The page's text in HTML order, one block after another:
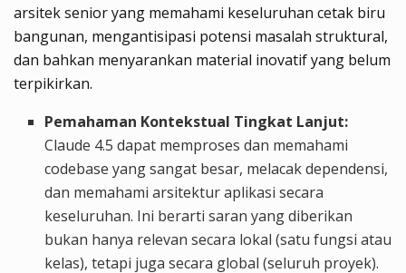
arsitek senior yang memahami keseluruhan cetak biru
bangunan, mengantisipasi potensi masalah struktural,
dan bahkan menyarankan material inovatif yang belum
terpikirkan.
Pemahaman Kontekstual Tingkat Lanjut:
Claude 4.5 dapat memproses dan memahami
codebase yang sangat besar, melacak dependensi,
dan memahami arsitektur aplikasi secara
keseluruhan. Ini berarti saran yang diberikan
bukan hanya relevan secara lokal (satu fungsi atau
kelas), tetapi juga secara global (seluruh proyek).